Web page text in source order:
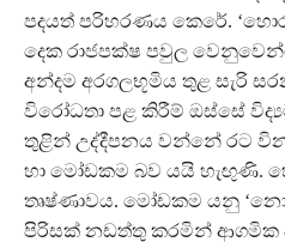
පදයත් පරිහරණය කෙරේ.
දෙක රාජපක්ෂ පවුල
අන්දම අරගලභූමිය තුළ සැරි
විරෝධතා පළ කිරීම් ඔස්සේ
තුළින් උද්දීපනය වන්නේ රට
හා මෝඩකම බව යයි හැඟුණි.
තෘෂ්ණාවය. මෝඩකම යනු
පිරිසක් නඩත්තු කරමින් ආගමික